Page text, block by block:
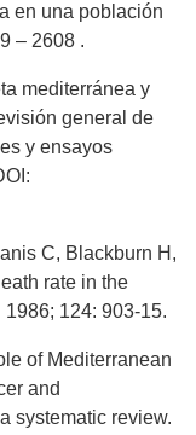
en una población
– 2608 .
mediterránea y
general de
y ensayos
C, Blackburn H,
rate in the
124: 903-15.
of Mediterranean
and
systematic review.